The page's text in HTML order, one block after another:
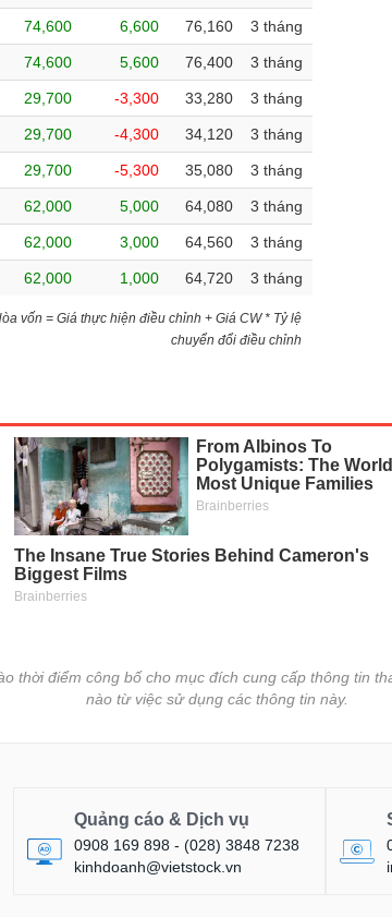
74,600 6,600 76,160 3 tháng
74,600 5,600 76,400 3 tháng
29,700 -3,300 33,280 3 tháng
29,700 -4,300 34,120 3 tháng
29,700 -5,300 35,080 3 tháng
62,000 5,000 64,080 3 tháng
62,000 3,000 64,560 3 tháng
62,000 1,000 64,720 3 tháng
vốn = Giá thực hiện điều chỉnh + Giá CW * Tỷ lệ
chuyển đổi điều chỉnh
thời điểm công bố cho mục đích cung cấp thông tin
nào từ việc sử dụng các thông tin này.
Quảng cáo & Dịch vụ
0908 169 898 - (028) 3848 7238
kinhdoanh@vietstock.vn